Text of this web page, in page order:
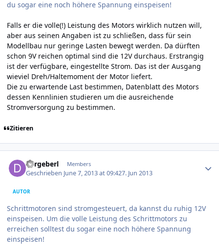
du sogar eine noch höhere Spannung einspeisen!
Falls er die volle(!) Leistung des Motors wirklich nutzen will,
aber aus seinen Angaben ist zu schließen, dass für sein
Modellbau nur geringe Lasten bewegt werden. Da dürften
schon 9V reichen optimal sind die 12V durchaus. Erstrangig
ist der verfügbare, eingestellte Strom. Das ist der Ausgang
wieviel Dreh/Haltemoment der Motor liefert.
Die zu erwartende Last bestimmen, Datenblatt des Motors
dessen Kennlinien studieren um die ausreichende
Stromversorgung zu bestimmen.
Zitieren
dergeberl Members
Geschrieben June 7, 2013 at 09:427. Jun 2013
AUTOR
Schrittmotoren sind stromgesteuert, da kannst du ruhig 12V
einspeisen. Um die volle Leistung des Schrittmotors zu
erreichen solltest du sogar eine noch höhere Spannung
einspeisen!